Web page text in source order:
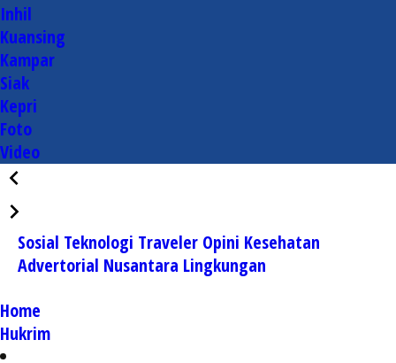
Inhil
Kuansing
Kampar
Siak
Kepri
Foto
Video
Sosial Teknologi Traveler Opini Kesehatan
Advertorial Nusantara Lingkungan
Home
Hukrim